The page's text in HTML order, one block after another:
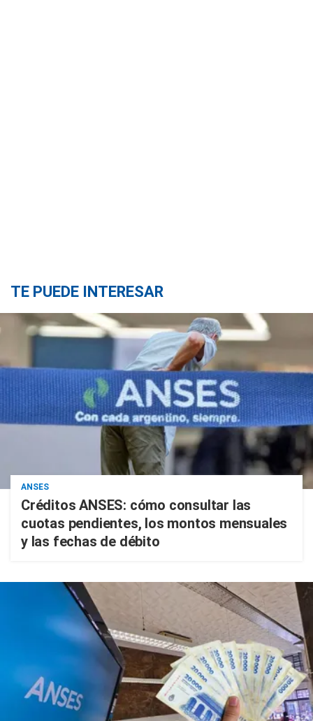
TE PUEDE INTERESAR
ANSES
Créditos ANSES: cómo consultar las
cuotas pendientes, los montos mensuales
y las fechas de débito